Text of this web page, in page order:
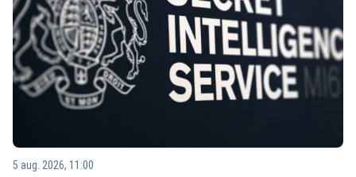
5 aug. 2026, 11:00